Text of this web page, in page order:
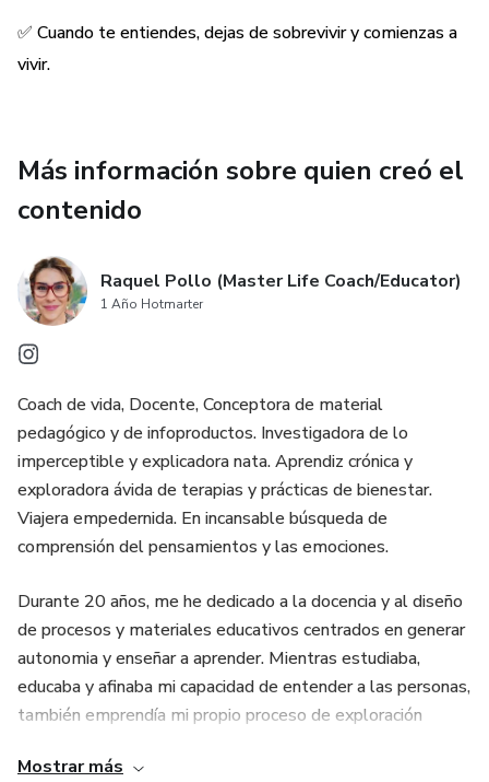
✅ Cuando te entiendes, dejas de sobrevivir y comienzas a
vivir.
Más información sobre quien creó el
contenido
Raquel Pollo (Master Life Coach/Educator)
1 Año Hotmarter
Coach de vida, Docente, Conceptora de material
pedagógico y de infoproductos. Investigadora de lo
imperceptible y explicadora nata. Aprendiz crónica y
exploradora ávida de terapias y prácticas de bienestar.
Viajera empedernida. En incansable búsqueda de
comprensión del pensamientos y las emociones.
Durante 20 años, me he dedicado a la docencia y al diseño
de procesos y materiales educativos centrados en generar
autonomia y enseñar a aprender. Mientras estudiaba,
educaba y afinaba mi capacidad de entender a las personas,
también emprendía mi propio proceso de exploración
heridas emocionales, miedos, estados depresivos agudos,
Mostrar más